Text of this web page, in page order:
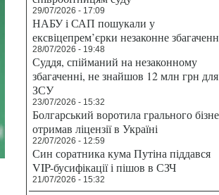
29/07/2026 - 17:09
НАБУ і САП пошукали у
ексвіцепрем’єрки незаконне
28/07/2026 - 19:48
Суддя, спійманий на незаконному
збагаченні, не знайшов 12 млн грн для
ЗСУ
23/07/2026 - 15:32
Болгарський воротила грального
отримав ліцензії в Україні
22/07/2026 - 12:59
Син соратника кума Путіна піддався
VIP-бусифікації і пішов в СЗЧ
21/07/2026 - 15:32